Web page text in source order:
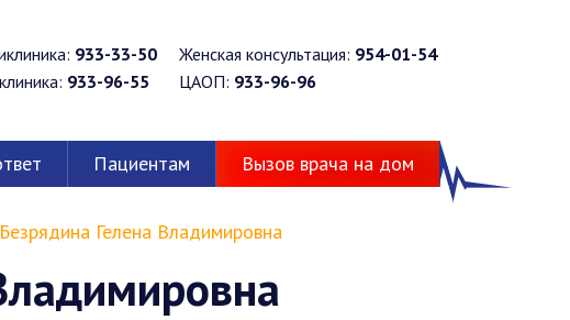
933-33-50
933-96-55
Женская консультация: 954-01-54
ЦАОП: 933-96-96
Пациентам Вызов врача на дом
Безрядина Гелена Владимировна